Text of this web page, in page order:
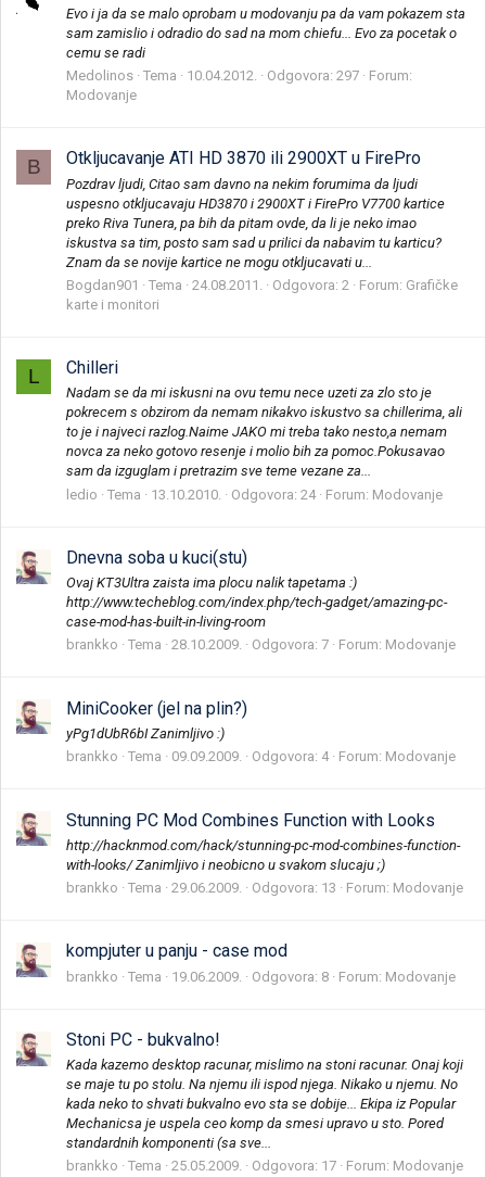
Evo i ja da se malo oprobam u modovanju pa da vam pokazem sta
sam zamislio i odradio do sad na mom chiefu... Evo za pocetak o
cemu se radi
Medolinos Tema 10.04.2012. Odgovora: 297
Forum:
Modovanje
B Otkljucavanje ATI HD 3870 ili 2900XT u FirePro
Pozdrav ljudi, Citao sam davno na nekim forumima da ljudi
uspesno otkljucavaju HD3870 i 2900XT i FirePro V7700 kartice
preko Riva Tunera, pa bih da pitam ovde, da li je neko imao
iskustva sa tim, posto sam sad u prilici da nabavim tu karticu?
Znam da se novije kartice ne mogu otkljucavati u...
Bogdan901
Tema 24.08.2011. Odgovora: 2 Forum: Grafičke
karte i monitori
L Chilleri
Nadam se da mi iskusni na ovu temu nece uzeti za zlo sto je
pokrecem s obzirom da nemam nikakvo iskustvo sa chillerima, ali
to je i najveci razlog.Naime JAKO mi treba tako nesto,a nemam
novca za neko gotovo resenje i molio bih za pomoc.Pokusavao
sam da izguglam i pretrazim sve teme vezane za...
ledio
Tema 13.10.2010. Odgovora: 24 Forum: Modovanje
Dnevna soba u kuci(stu)
Ovaj KT3Ultra zaista ima plocu nalik tapetama :)
http://www.techeblog.com/index.php/tech-gadget/amazing-pc-
case-mod-has-built-in-living-room
brankko
Tema 28.10.2009. Odgovora: 7 Forum: Modovanje
MiniCooker (jel na plin?)
yPg1dUbR6bI Zanimljivo :)
brankko
Tema 09.09.2009. Odgovora: 4 Forum: Modovanje
Stunning PC Mod Combines Function with Looks
http://hacknmod.com/hack/stunning-pc-mod-combines-function-
with-looks/ Zanimljivo i neobicno u svakom slucaju ;)
brankko
Tema 29.06.2009. Odgovora: 13 Forum: Modovanje
kompjuter u panju - case mod
brankko Tema 19.06.2009. Odgovora: 8 Forum: Modovanje
Stoni PC - bukvalno!
Kada kazemo desktop racunar, mislimo na stoni racunar. Onaj koji
se maje tu po stolu. Na njemu ili ispod njega. Nikako u njemu. No
kada neko to shvati bukvalno evo sta se dobije... Ekipa iz Popular
Mechanicsa je uspela ceo komp da smesi upravo u sto. Pored
standardnih komponenti (sa sve...
brankko
Tema 25.05.2009. Odgovora: 17 Forum: Modovanje